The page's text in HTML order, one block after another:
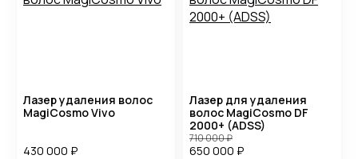
Лазер удаления волос
MagiCosmo Vivo
430 000 ₽
Лазер для удаления
волос MagiCosmo DF
2000+ (ADSS)
650 000 ₽
710 000₽